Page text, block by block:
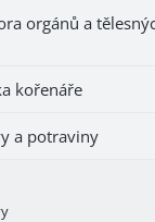
orgánů a
kořenáře
a potraviny